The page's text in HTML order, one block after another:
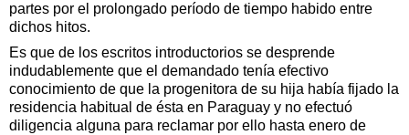
partes por el prolongado período de tiempo habido entre
dichos hitos.
Es que de los escritos introductorios se desprende
indudablemente que el demandado tenía efectivo
conocimiento de que la progenitora de su hija había fijado la
residencia habitual de ésta en Paraguay y no efectuó
diligencia alguna para reclamar por ello hasta enero de